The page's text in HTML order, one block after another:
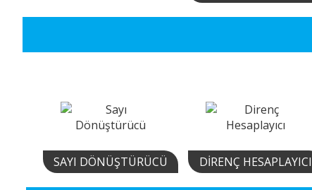
SAYI DÖNÜŞTÜRÜCÜ DIRENÇ HESAPLAYICI